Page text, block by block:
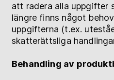
att radera alla uppgifter
längre finns något
uppgifterna (t.ex.
skatterättsliga
Behandling av